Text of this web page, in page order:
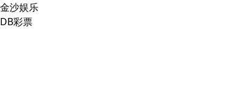
金沙娱乐
DB彩票